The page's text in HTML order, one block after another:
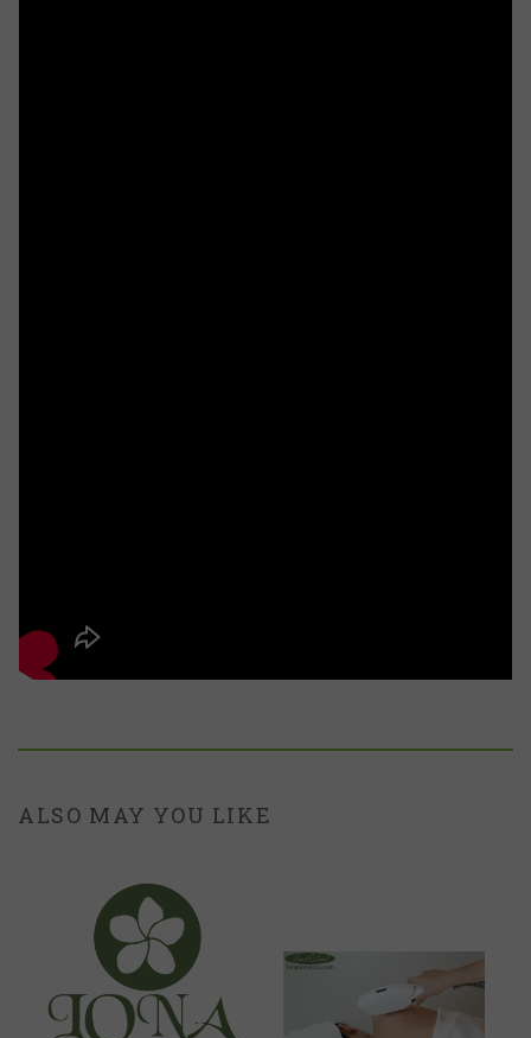
ALSO MAY YOU LIKE